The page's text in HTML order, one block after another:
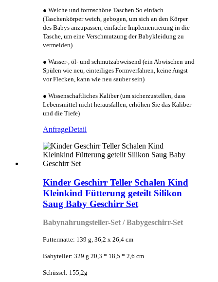
● Weiche und formschöne Taschen So einfach
(Taschenkörper weich, gebogen, um sich an den Körper
des Babys anzupassen, einfache Implementierung in die
Tasche, um eine Verschmutzung der Babykleidung zu
vermeiden)
● Wasser-, öl- und schmutzabweisend (ein Abwischen und
Spülen wie neu, einteiliges Formverfahren, keine Angst
vor Flecken, kann wie neu sauber sein)
● Wissenschaftliches Kaliber (um sicherzustellen, dass
Lebensmittel nicht herausfallen, erhöhen Sie das Kaliber
und die Tiefe)
AnfrageDetail
Kinder Geschirr Teller Schalen Kind
Kleinkind Fütterung geteilt Silikon
Saug Baby Geschirr Set
Babynahrungsteller-Set / Babygeschirr-Set
Futtermatte: 139 g, 36,2 x 26,4 cm
Babyteller: 329 g 20,3 * 18,5 * 2,6 cm
Schüssel: 155,2g